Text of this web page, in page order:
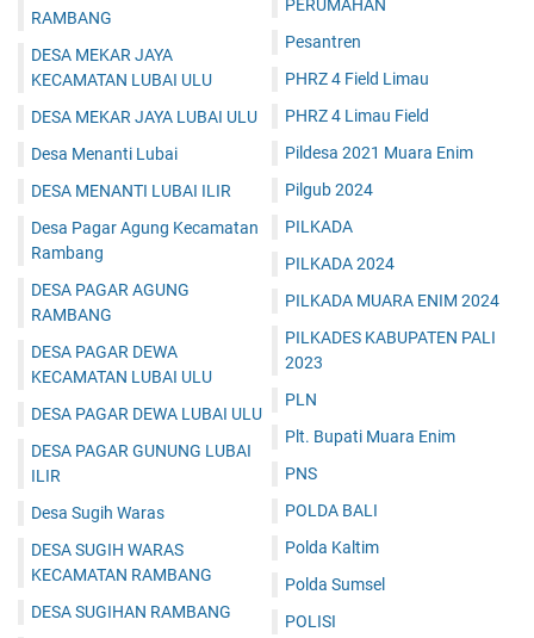
RAMBANG
DESA MEKAR JAYA
KECAMATAN LUBAI ULU
DESA MEKAR JAYA LUBAI ULU
Desa Menanti Lubai
DESA MENANTI LUBAI ILIR
Desa Pagar Agung Kecamatan
Rambang
DESA PAGAR AGUNG
RAMBANG
DESA PAGAR DEWA
KECAMATAN LUBAI ULU
DESA PAGAR DEWA LUBAI ULU
DESA PAGAR GUNUNG LUBAI
ILIR
Desa Sugih Waras
DESA SUGIH WARAS
KECAMATAN RAMBANG
DESA SUGIHAN RAMBANG
PERUMAHAN
Pesantren
PHRZ 4 Field Limau
PHRZ 4 Limau Field
Pildesa 2021 Muara Enim
Pilgub 2024
PILKADA
PILKADA 2024
PILKADA MUARA ENIM 2024
PILKADES KABUPATEN PALI
2023
PLN
Plt. Bupati Muara Enim
PNS
POLDA BALI
Polda Kaltim
Polda Sumsel
POLISI